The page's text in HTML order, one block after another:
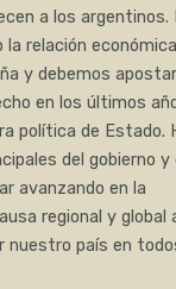
a los argentinos.
relación
y debemos
en los últimos
política de Estado.
del gobierno y
avanzando en la
regional y global
nuestro país en